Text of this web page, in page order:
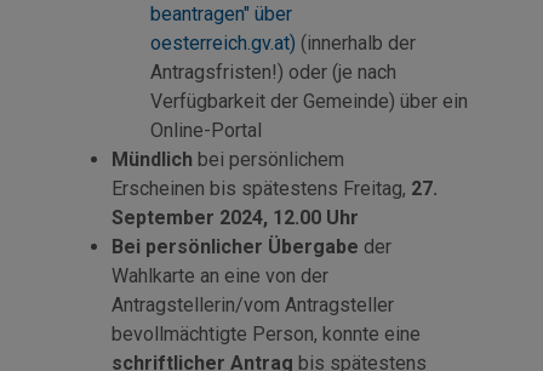
beantragen" über
oesterreich.gv.at) (innerhalb der
Antragsfristen!) oder (je nach
Verfügbarkeit der Gemeinde) über ein
Online-Portal
Mündlich bei persönlichem
Erscheinen bis spätestens Freitag, 27.
September 2024, 12.00 Uhr
Bei persönlicher Übergabe der
Wahlkarte an eine von der
Antragstellerin/vom Antragsteller
bevollmächtigte Person, konnte eine
schriftlicher Antrag bis spätestens